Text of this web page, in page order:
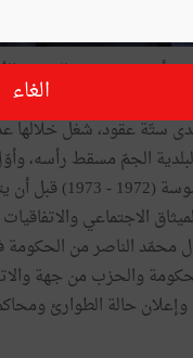
يعكف السيّد محمّد الناصر رئيس
على وثائق من أرشيفه
ستّة عقود، شغل خلالها
الصحّة والشؤون الاجتماعية (1961 - 1964) ورئيسا
الوطني للتكوين المهني
نويرة من 1974 إلى 1977 فكان مهندس الميثاق
والحزب من جهة
من جهة أخرى وأدّت هذه الأزمة إلى الإضراب العام في 26 جانفي
الغاء